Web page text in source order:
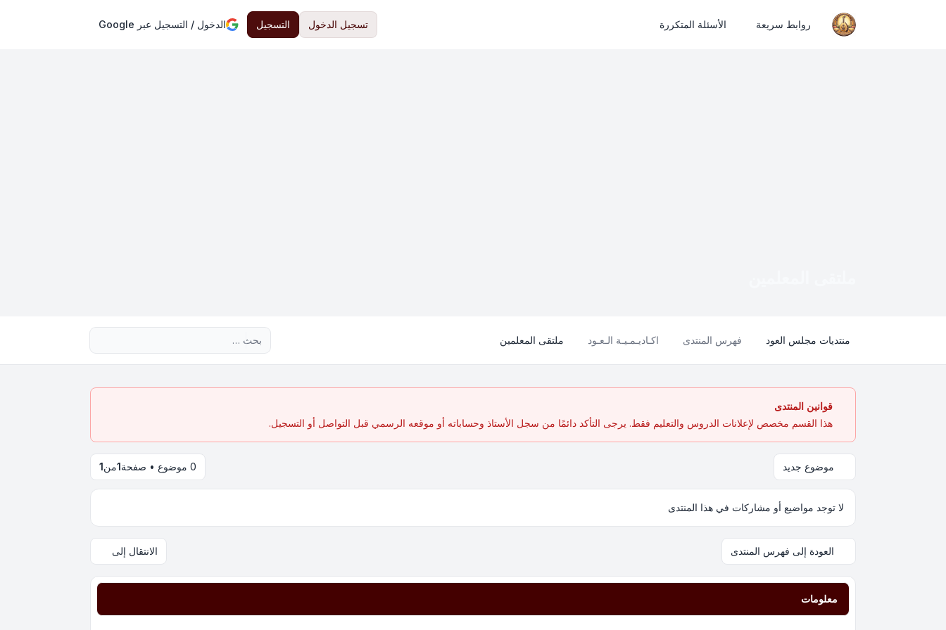
روابط سريعة الأسئلة المتكررة تسجيل الدخول التسجيل الدخول / التسجيل عبر Google
منتديات مجلس العود فهرس المنتدى اكـاديـمـيـة الـعـود ملتقى المعلمين
قوانين المنتدى
هذا القسم مخصص لإعلانات الدروس والتعليم فقط. يرجى التأكد دائمًا من سجل الأستاذ وحساباته أو موقعه الرسمي قبل التواصل أو التسجيل.
موضوع جديد 0 موضوع • صفحة 1من1
لا توجد مواضيع أو مشاركات في هذا المنتدى
العودة إلى فهرس المنتدى الانتقال إلى
معلومات